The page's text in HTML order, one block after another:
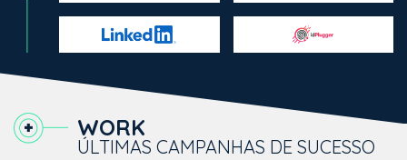
WORK
ÚLTIMAS CAMPANHAS DE SUCESSO